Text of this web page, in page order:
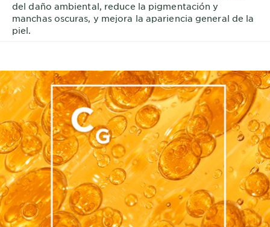
del daño ambiental, reduce la pigmentación y
manchas oscuras, y mejora la apariencia general de la
piel.